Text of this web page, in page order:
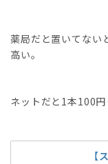
薬局だと置いてない
高い。
ネットだと1本100円
【